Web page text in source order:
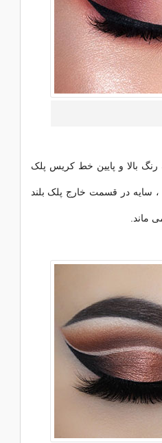
بالا و پایین خط کریس پلک
در قسمت خارج پلک بلند
ماند.